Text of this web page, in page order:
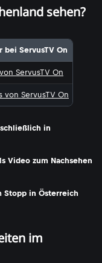
sehen?
ServusTV On
ServusTV On
von ServusTV On
in
Video zum Nachsehen
Stopp in Österreich
im